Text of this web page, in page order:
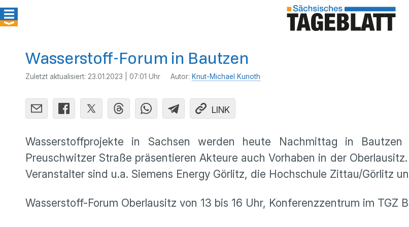
Wasserstoff-Forum in Bautzen
Zuletzt aktualisiert: 23.01.2023 | 07:01 Uhr Autor: Knut-Michael Kunoth
LINK
Wasserstoffprojekte in Sachsen werden heute Nachmittag in
Preuschwitzer Straße präsentieren Akteure auch Vorhaben in der
Veranstalter sind u.a. Siemens Energy Görlitz, die Hochschule Zittau/Görlitz
Wasserstoff-Forum Oberlausitz von 13 bis 16 Uhr, Konferenzzentrum im TGZ